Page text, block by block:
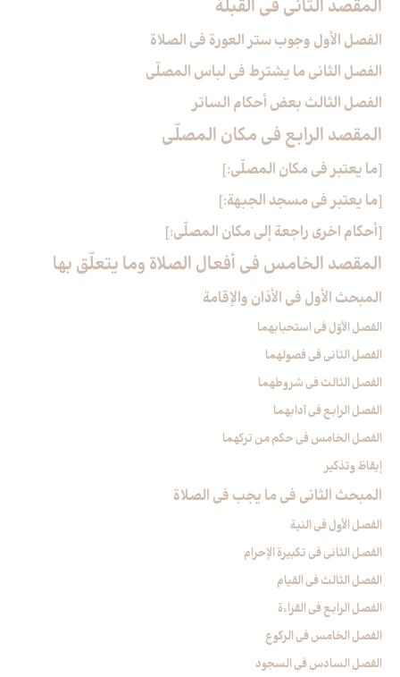
المقصد الثاني في القبلة
الفصل الأول وجوب ستر العورة في الصلاة
الفصل الثاني ما يشترط في لباس المصلّي‏
الفصل الثالث بعض أحكام الساتر
المقصد الرابع في مكان المصلّي‏
[ما يعتبر في مكان المصلّي:]
[ما يعتبر في مسجد الجبهة:]
[أحكام اخرى راجعة إلى مكان المصلّي:]
المقصد الخامس في أفعال الصلاة وما يتعلّق بها
المبحث الأول في الأذان والإقامة
الفصل الأوّل في استحبابهما
الفصل الثاني في فصولهما
الفصل الثالث في شروطهما
الفصل الرابع في آدابهما
الفصل الخامس في حكم من تركهما
إيقاظ وتذكير
المبحث الثاني في ما يجب في الصلاة
الفصل الأول في النية
الفصل الثاني في تكبيرة الإحرام
الفصل الثالث في القيام
الفصل الرابع في القراءة
الفصل الخامس في الركوع
الفصل السادس في السجود